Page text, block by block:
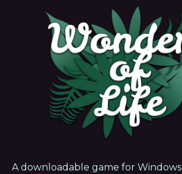
A downloadable game for Windows